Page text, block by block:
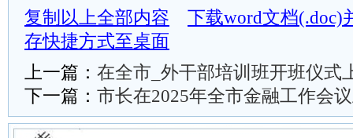
复制以上全部内容
下载word文档(.doc)
存快捷方式至桌面
上一篇： 在全市_外干部培训班开班仪式
下一篇： 市长在2025年全市金融工作会